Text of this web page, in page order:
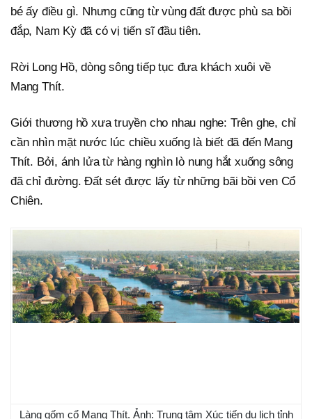
bé ấy điều gì. Nhưng cũng từ vùng đất được phù sa bồi
đắp, Nam Kỳ đã có vị tiến sĩ đầu tiên.
Rời Long Hồ, dòng sông tiếp tục đưa khách xuôi về
Mang Thít.
Giới thương hồ xưa truyền cho nhau nghe: Trên ghe, chỉ
cần nhìn mặt nước lúc chiều xuống là biết đã đến Mang
Thít. Bởi, ánh lửa từ hàng nghìn lò nung hắt xuống sông
đã chỉ đường. Đất sét được lấy từ những bãi bồi ven Cổ
Chiên.
Làng gốm cổ Mang Thít. Ảnh: Trung tâm Xúc tiến du lịch tỉnh